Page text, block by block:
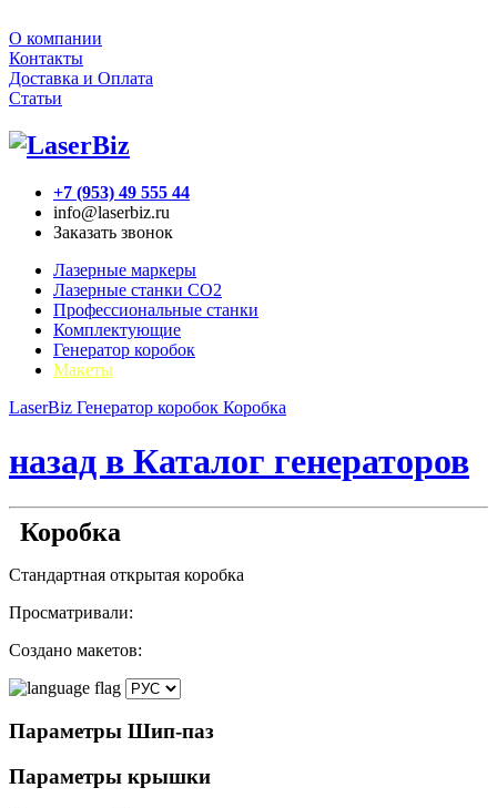
О компании
Контакты
Доставка и Оплата
Статьи
+7 (953) 49 555 44
info@laserbiz.ru
Заказать звонок
Лазерные маркеры
Лазерные станки CO2
Профессиональные станки
Комплектующие
Генератор коробок
Макеты
LaserBiz Генератор коробок Коробка
назад в Каталог генераторов
Коробка
Стандартная открытая коробка
Просматривали:
Создано макетов:
Параметры Шип-паз
Параметры крышки